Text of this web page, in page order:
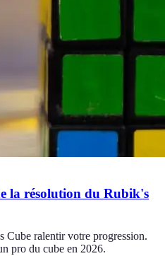
la résolution du Rubik's
Cube ralentir votre progression.
pro du cube en 2026.